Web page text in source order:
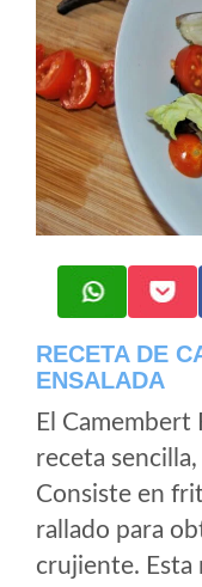
RECETA DE
ENSALADA
El Camembert
receta
Consiste en
rallado para
crujiente. Esta